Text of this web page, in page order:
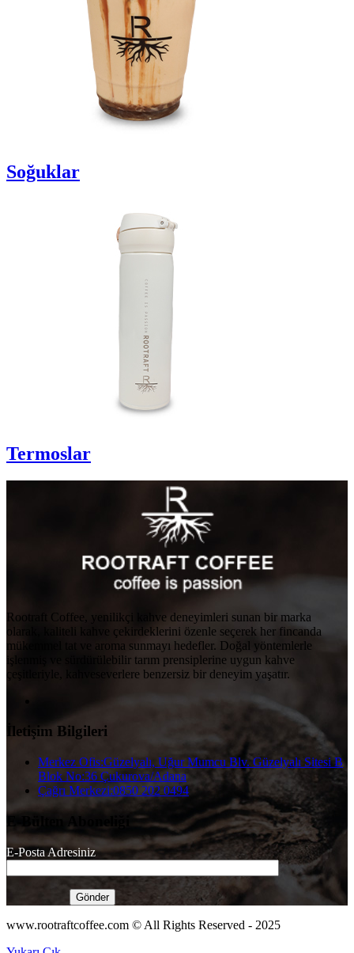
Soğuklar
Termoslar
Rootraft Coffee, yenilikçi kahve deneyimleri sunan bir marka
olarak, kaliteli kahve çekirdeklerini özenle seçerek her fincanda
mükemmel tat ve aroma sunmayı hedefler. Doğal yöntemlerle
işlenmiş ve sürdürülebilir tarım prensiplerine uygun kahve
çeşitleriyle, kahveseverlere benzersiz bir deneyim yaşatır.
İletişim Bilgileri
Merkez Ofis:Güzelyalı, Uğur Mumcu Blv. Güzelyalı Sitesi B
Blok No:36 Çukurova/Adana
Çağrı Merkezi:0850 202 0494
E-Posta Adresiniz
www.rootraftcoffee.com © All Rights Reserved - 2025